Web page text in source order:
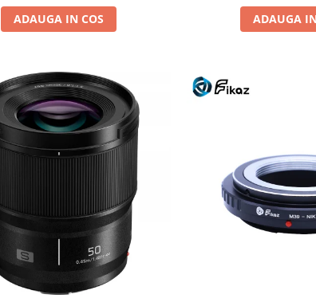
ADAUGA IN COS ADAUGA